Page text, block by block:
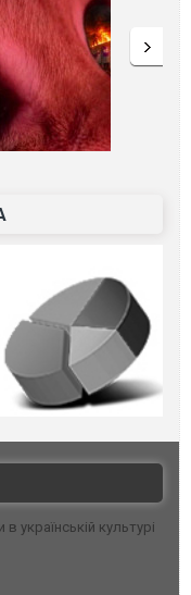
українській культурі